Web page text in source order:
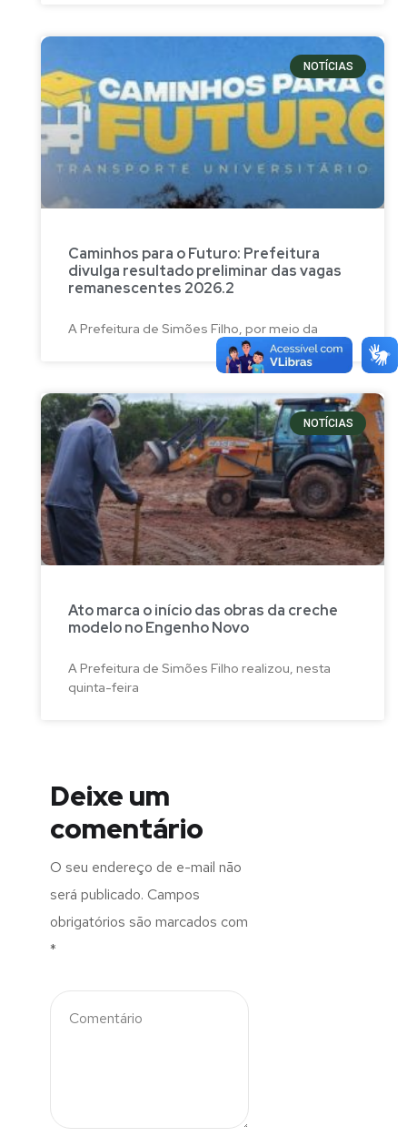
NOTÍCIAS
Caminhos para o Futuro: Prefeitura
divulga resultado preliminar das vagas
remanescentes 2026.2
A Prefeitura de Simões Filho, por meio da
NOTÍCIAS
Ato marca o início das obras da creche
modelo no Engenho Novo
A Prefeitura de Simões Filho realizou, nesta
quinta-feira
Deixe um
comentário
O seu endereço de e-mail não
será publicado. Campos
obrigatórios são marcados com
*